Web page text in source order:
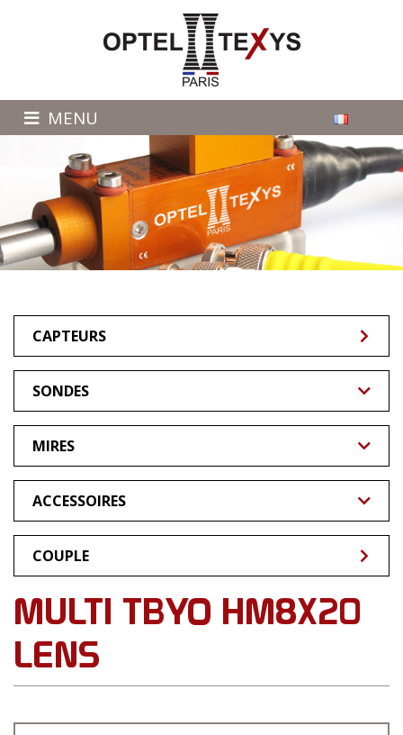
MENU
CAPTEURS
SONDES
Multi TBYO
Multi Slit YO
Multi FFO
Custom
MIRES
MR Circulaire
MR & MRL Linéaire
MMRL
ACCESSOIRES
Splitters
Autres
COUPLE
MULTI TBYO HM8X20
LENS